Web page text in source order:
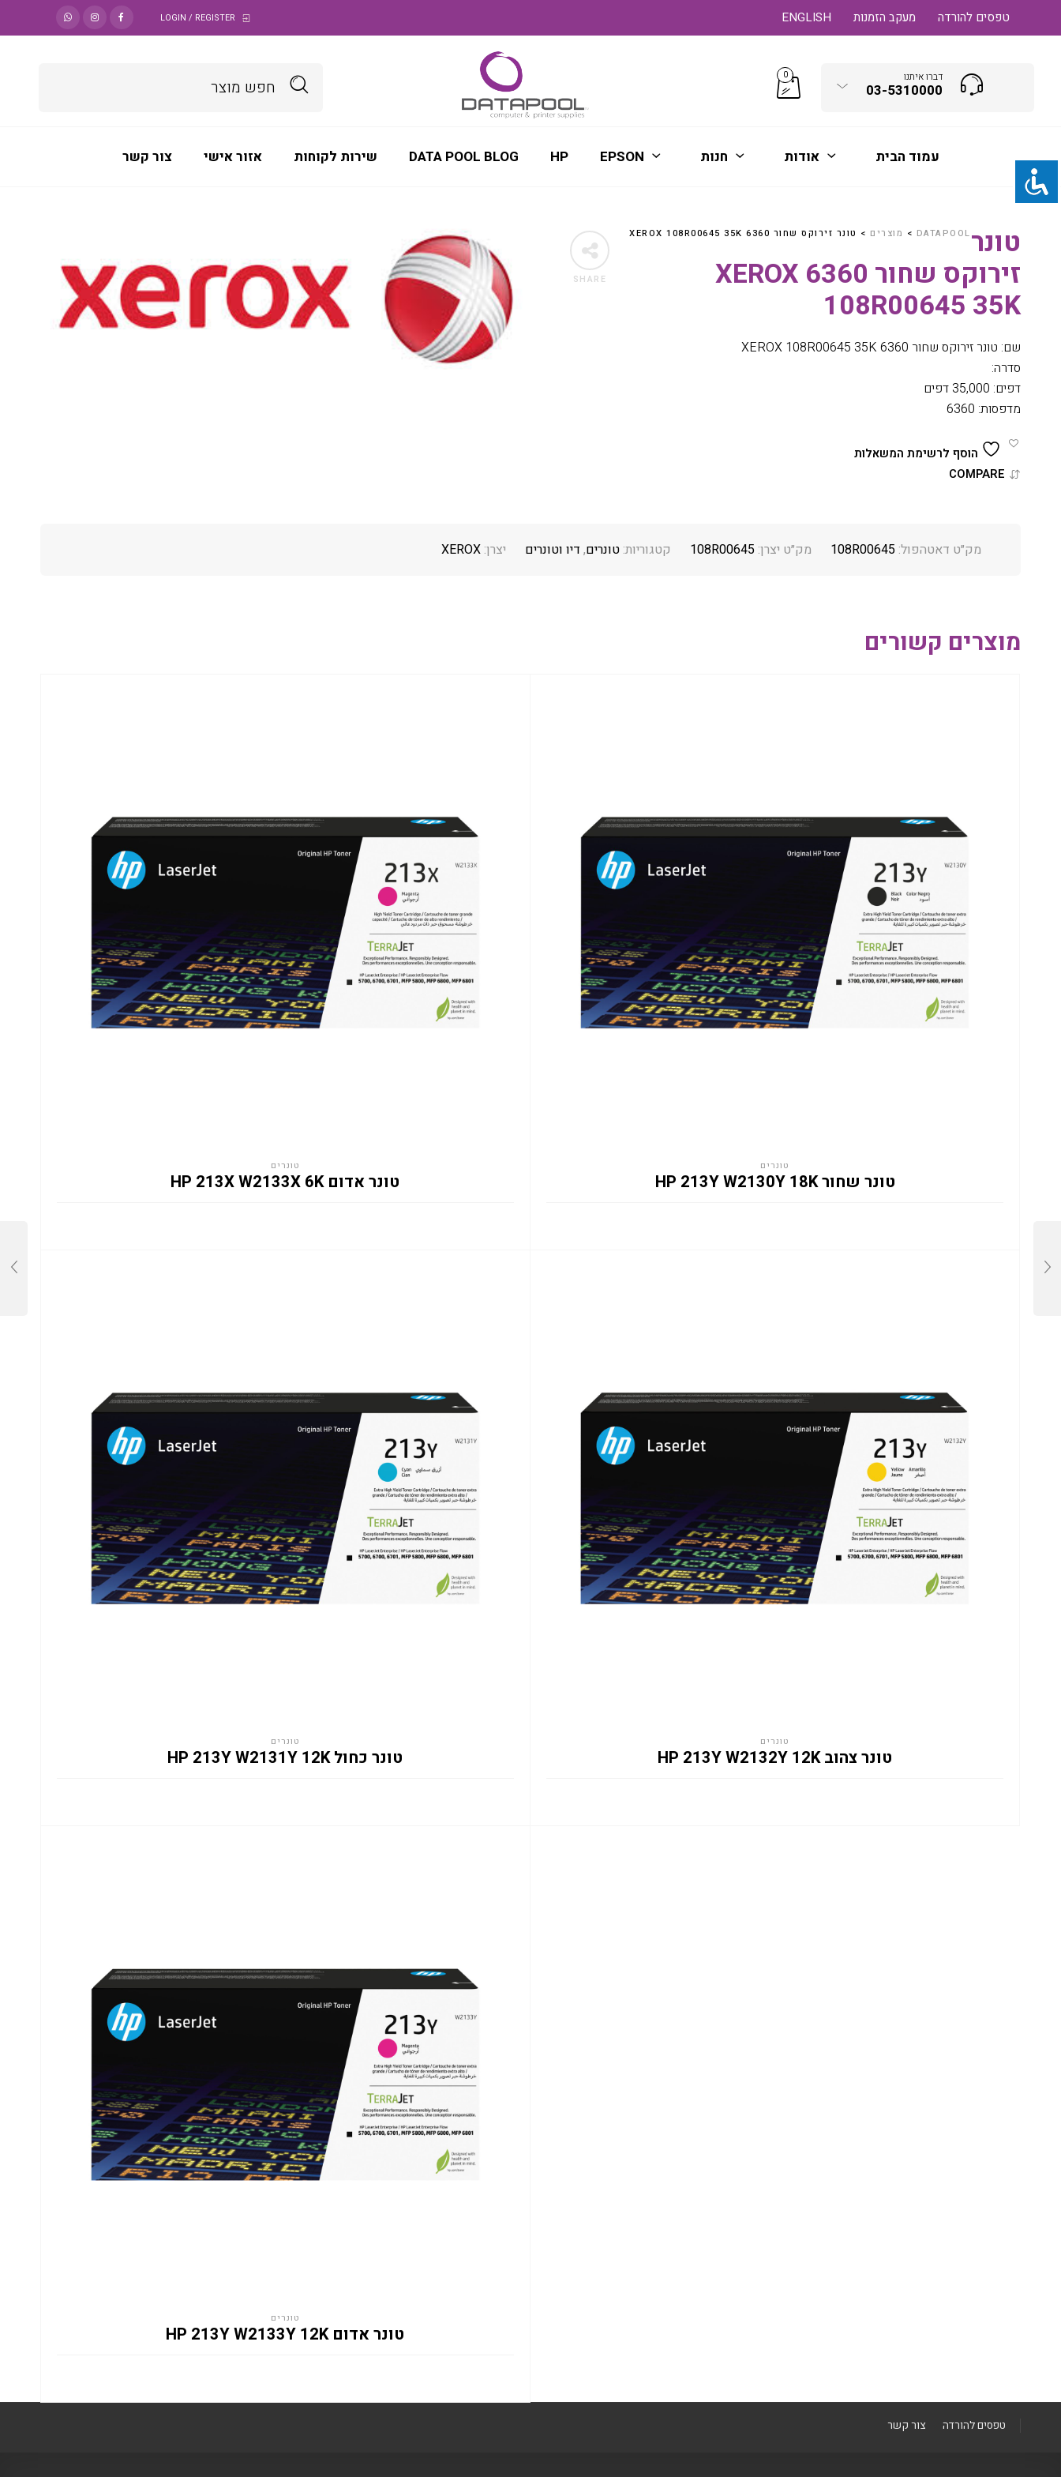
ENGLISH מעקב הזמנות טפסים להורדה LOGIN / REGISTER
דברו איתנו
03-5310000
0
עמוד הבית אודות חנות EPSON
HP
DATA POOL BLOG שירות לקוחות אזור אישי צור קשר
SHARE
DATAPOOL
> מוצרים > טונר זירוקס שחור 6360 XEROX 108R00645 35K
טונר
זירוקס שחור 6360 XEROX
108R00645 35K
שם: טונר זירוקס שחור 6360 XEROX 108R00645 35K
סדרה:
דפים: 35,000 דפים
מדפסות: 6360
הוסף לרשימת המשאלות
COMPARE
מק״ט דאטהפול: 108R00645 מק״ט יצרן: 108R00645 קטגוריות: טונרים, דיו וטונרים יצרן: XEROX
מוצרים קשורים
טונרים
טונר אדום HP 213X W2133X 6K
טונרים
טונר שחור HP 213Y W2130Y 18K
טונרים
טונר כחול HP 213Y W2131Y 12K
טונרים
טונר צהוב HP 213Y W2132Y 12K
טונרים
טונר אדום HP 213Y W2133Y 12K
טפסים להורדה צור קשר